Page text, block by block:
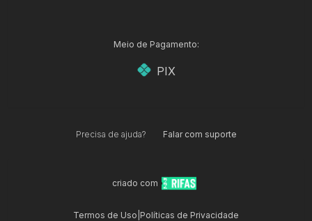
Meio de Pagamento:
PIX
Precisa de ajuda? Falar com suporte
criado com
Termos de Uso Políticas de Privacidade